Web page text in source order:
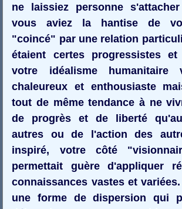
ne laissiez personne
vous aviez la hantise de
"coincé" par une relation
étaient certes progressistes
votre idéalisme humanitaire
chaleureux et enthousiaste
tout de même tendance à ne
de progrès et de liberté
autres ou de l'action des
inspiré, votre côté
permettait guère d'appliquer
connaissances vastes et
une forme de dispersion qui